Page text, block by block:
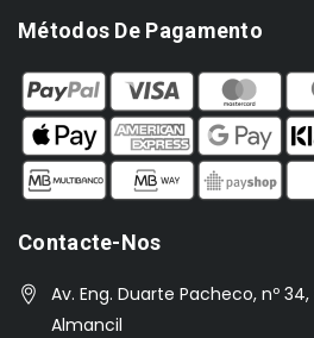
Métodos De Pagamento
Contacte-Nos
Av. Eng. Duarte Pacheco, nº 34,
Almancil